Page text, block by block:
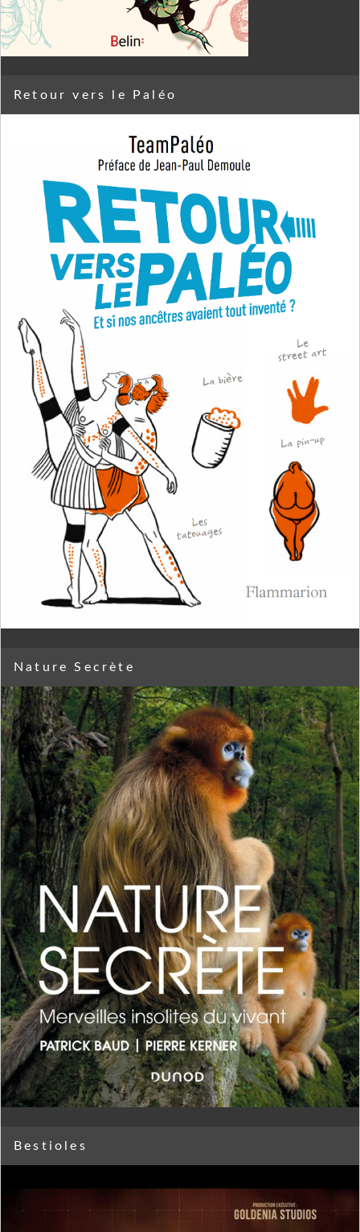
Retour vers le Paléo
Nature Secrète
Bestioles